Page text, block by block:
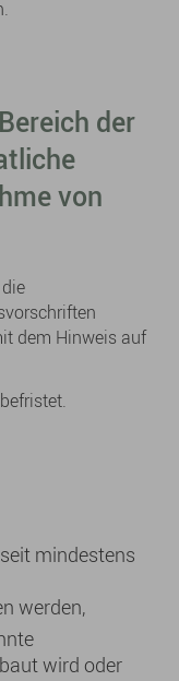
der
von
dem Hinweis auf
mindestens
werden,
wird oder